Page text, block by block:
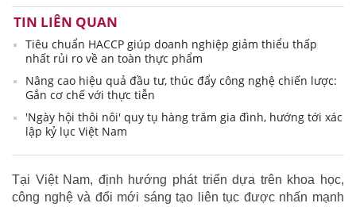
TIN LIÊN QUAN
Tiêu chuẩn HACCP giúp doanh nghiệp giảm thiểu thấp
nhất rủi ro về an toàn thực phẩm
Nâng cao hiệu quả đầu tư, thúc đẩy công nghệ chiến lược:
Gắn cơ chế với thực tiễn
'Ngày hội thôi nôi' quy tụ hàng trăm gia đình, hướng tới xác
lập kỷ lục Việt Nam
Tại Việt Nam, định hướng phát triển dựa trên khoa học,
công nghệ và đổi mới sáng tạo liên tục được nhấn mạnh